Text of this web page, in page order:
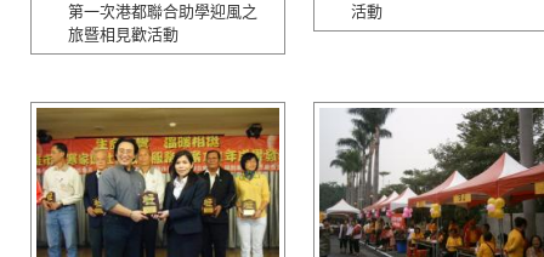
第一次港都聯合助學迎風之
旅暨相見歡活動
活動